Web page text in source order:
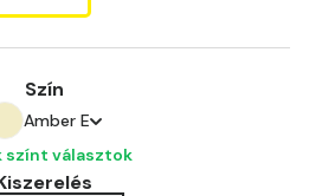
Szín
Amber E
Amber E
színt választok